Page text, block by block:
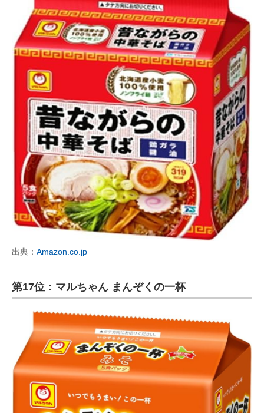
出典： Amazon.co.jp
第17位：マルちゃん まんぞくの一杯